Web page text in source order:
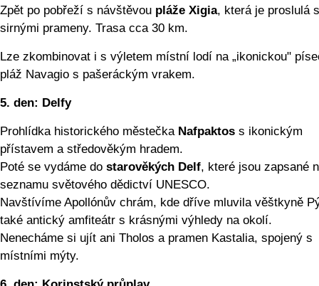
Zpět po pobřeží s návštěvou pláže Xigia, která je proslulá
sirnými prameny. Trasa cca 30 km.
Lze zkombinovat i s výletem místní lodí na „ikonickou"
pláž Navagio s pašeráckým vrakem.
5. den: Delfy
Prohlídka historického městečka Nafpaktos s ikonickým
přístavem a středověkým hradem.
Poté se vydáme do starověkých Delf, které jsou zapsané
seznamu světového dědictví UNESCO.
Navštívíme Apollónův chrám, kde dříve mluvila věštkyně
také antický amfiteátr s krásnými výhledy na okolí.
Nenecháme si ujít ani Tholos a pramen Kastalia, spojený s
místními mýty.